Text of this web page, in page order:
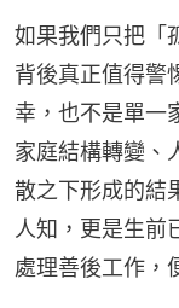
如果我們只把「
背後真正值得警
幸，也不是單一
家庭結構轉變、
散之下形成的結
人知，更是生前
處理善後工作，